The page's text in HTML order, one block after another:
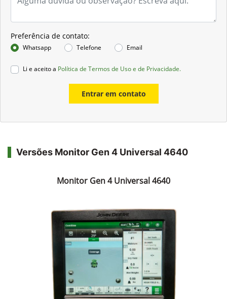
Preferência de contato:
Whatsapp Telefone Email
Li e aceito a Política de Termos de Uso e de Privacidade.
Entrar em contato
Versões Monitor Gen 4 Universal 4640
Monitor Gen 4 Universal 4640